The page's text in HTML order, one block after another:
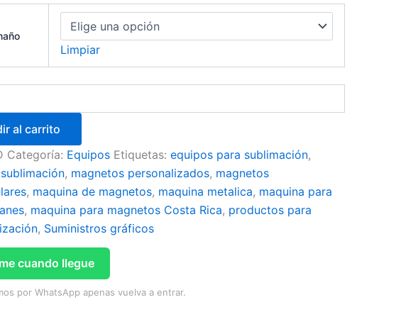
Limpiar
al carrito
Categoría: Equipos Etiquetas: equipos para sublimación,
, magnetos personalizados, magnetos
, maquina de magnetos, maquina metalica, maquina para
, maquina para magnetos Costa Rica, productos para
, Suministros gráficos
cuando llegue
por WhatsApp apenas vuelva a entrar.